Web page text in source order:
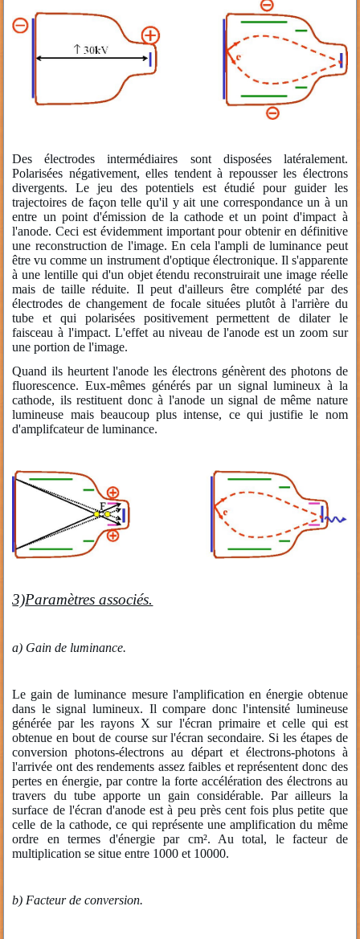
Des électrodes intermédiaires sont disposées latéralement.
Polarisées négativement, elles tendent à repousser les électrons
divergents. Le jeu des potentiels est étudié pour guider les
trajectoires de façon telle qu'il y ait une correspondance un à un
entre un point d'émission de la cathode et un point d'impact à
l'anode. Ceci est évidemment important pour obtenir en définitive
une reconstruction de l'image. En cela l'ampli de luminance peut
être vu comme un instrument d'optique électronique. Il s'apparente
à une lentille qui d'un objet étendu reconstruirait une image réelle
mais de taille réduite. Il peut d'ailleurs être complété par des
électrodes de changement de focale situées plutôt à l'arrière du
tube et qui polarisées positivement permettent de dilater le
faisceau à l'impact. L'effet au niveau de l'anode est un zoom sur
une portion de l'image.
Quand ils heurtent l'anode les électrons génèrent des photons de
fluorescence. Eux-mêmes générés par un signal lumineux à la
cathode, ils restituent donc à l'anode un signal de même nature
lumineuse mais beaucoup plus intense, ce qui justifie le nom
d'amplifcateur de luminance.
3)Paramètres associés.
a) Gain de luminance.
Le gain de luminance mesure l'amplification en énergie obtenue
dans le signal lumineux. Il compare donc l'intensité lumineuse
générée par les rayons X sur l'écran primaire et celle qui est
obtenue en bout de course sur l'écran secondaire. Si les étapes de
conversion photons-électrons au départ et électrons-photons à
l'arrivée ont des rendements assez faibles et représentent donc des
pertes en énergie, par contre la forte accélération des électrons au
travers du tube apporte un gain considérable. Par ailleurs la
surface de l'écran d'anode est à peu près cent fois plus petite que
celle de la cathode, ce qui représente une amplification du même
ordre en termes d'énergie par cm². Au total, le facteur de
multiplication se situe entre 1000 et 10000.
b) Facteur de conversion.